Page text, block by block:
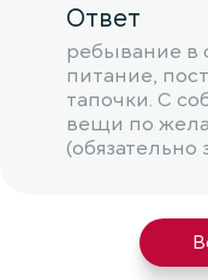
Ответ
ребывание в
питание,
тапочки. С
вещи по
(обязательно